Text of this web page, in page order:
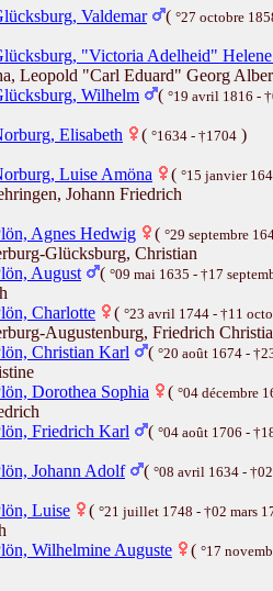
Valdemar
( °27 octobre
"Victoria Adelheid"
Leopold "Carl Eduard" Georg
Wilhelm
( °19 avril 1816 -
Elisabeth ( °1634 - †1704 )
Luise Amöna
( °15 janvier
Johann Friedrich
Agnes Hedwig ( °29 septembre
Glücksburg, Christian
August
( °09 mai 1635 - †17
Charlotte
( °23 avril 1744 - †11
Augustenburg, Friedrich
Christian Karl
( °20 août 1674 -
Dorothea Sophia
( °04 décembre
Friedrich Karl
( °04 août 1706 -
Johann Adolf
( °08 avril 1634 -
Luise
( °21 juillet 1748 - †02 mars
Wilhelmine Auguste
( °17